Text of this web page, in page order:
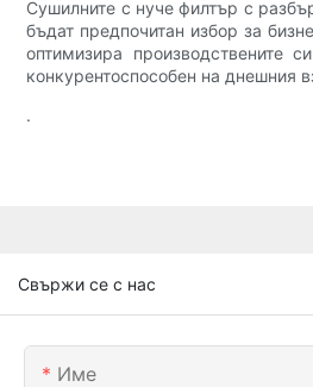
Сушилните с нуче филтър с
бъдат предпочитан избор за
оптимизира производствените
конкурентоспособен на днешния
.
Свържи се с нас
Име